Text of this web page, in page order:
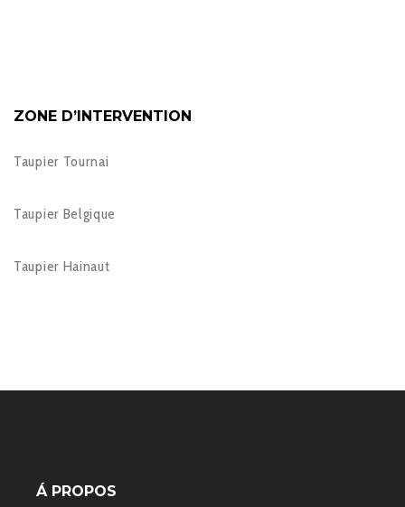
ZONE D’INTERVENTION
Taupier Tournai
Taupier Belgique
Taupier Hainaut
Á PROPOS